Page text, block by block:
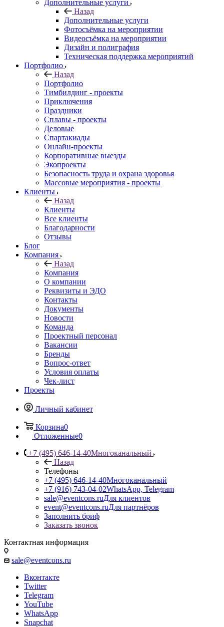
Дополнительные услуги
Назад
Дополнительные услуги
Фотосъёмка на мероприятии
Видеосъёмка на мероприятии
Дизайн и полиграфия
Техническая поддержка мероприятий
Портфолио
Назад
Портфолио
Тимбилдинг - проекты
Приключения
Праздники
Сплавы - проекты
Деловые
Спартакиады
Онлайн-проекты
Корпоративные выезды
Экопроекты
Безопасность труда и охрана здоровья
Массовые мероприятия - проекты
Клиенты
Назад
Клиенты
Все клиенты
Благодарности
Отзывы
Блог
Компания
Назад
Компания
О компании
Реквизиты и ЭДО
Контакты
Документы
Новости
Команда
Проектный персонал
Вакансии
Бренды
Вопрос-ответ
Условия оплаты
Чек-лист
Проекты
Личный кабинет
Корзина0
Отложенные0
+7 (495) 646-14-40Многоканальный
Назад
Телефоны
+7 (495) 646-14-40Многоканальный
+7 (916) 743-04-02WhatsApp, Telegram
sale@eventcons.ruДля клиентов
event@eventcons.ruДля партнёров
Заполнить бриф
Заказать звонок
Контактная информация
sale@eventcons.ru
Вконтакте
Twitter
Telegram
YouTube
WhatsApp
Snapchat